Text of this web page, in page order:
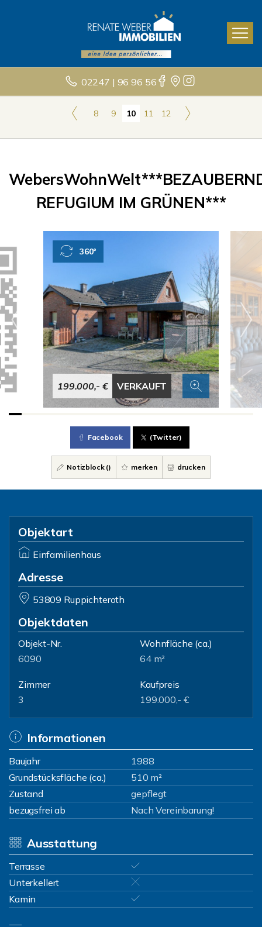
02247 | 96 96 56
8 9 10 11 12
REFUGIUM IM GRÜNEN***
199.000,- € VERKAUFT
360°
Facebook (Twitter)
Notizblock () merken drucken
Objektart
Einfamilienhaus
Adresse
53809 Ruppichteroth
Objektdaten
Objekt-Nr.
6090
Wohnfläche (ca.)
64 m²
Zimmer
3
Kaufpreis
199.000,- €
Informationen
Baujahr
1988
Grundstücksfläche (ca.)
510 m²
Zustand
gepflegt
bezugsfrei ab
Nach Vereinbarung!
Ausstattung
Terrasse
Unterkellert
Kamin